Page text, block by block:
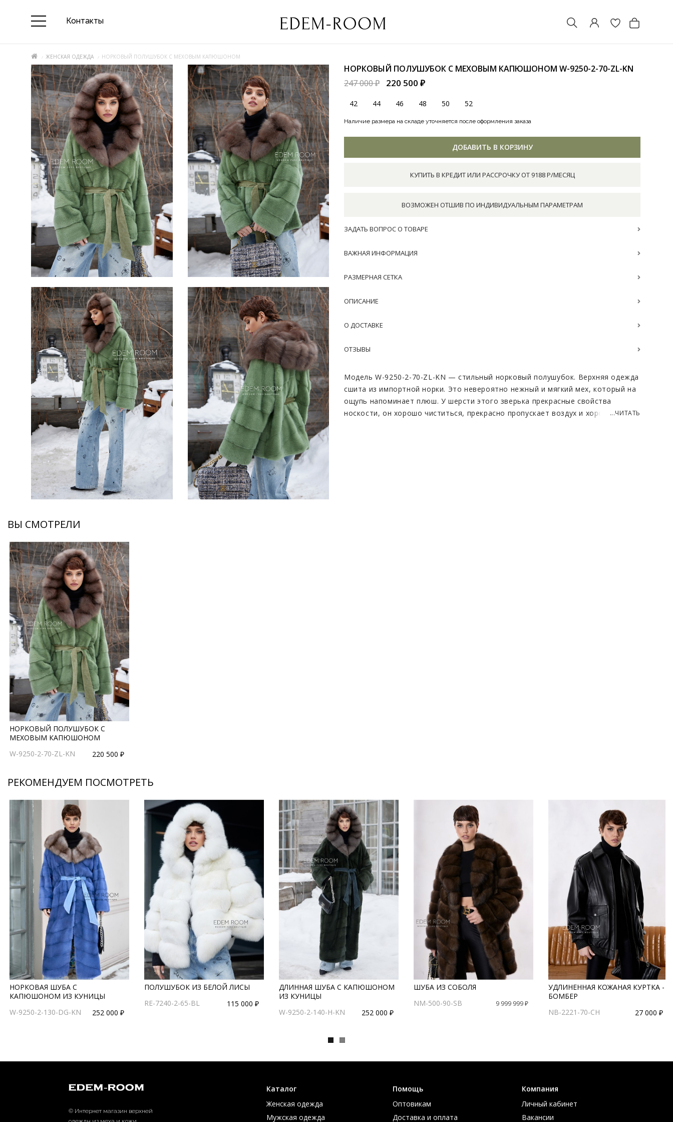
Контакты
ЖЕНСКАЯ ОДЕЖДА НОРКОВЫЙ ПОЛУШУБОК С МЕХОВЫМ КАПЮШОНОМ
НОРКОВЫЙ ПОЛУШУБОК С МЕХОВЫМ КАПЮШОНОМ W-9250-2-70-ZL-KN
247 000 ₽
220 500 ₽
42 44 46 48 50 52
Наличие размера на складе уточняется после оформления заказа
ДОБАВИТЬ В КОРЗИНУ
КУПИТЬ В КРЕДИТ ИЛИ РАССРОЧКУ ОТ 9188 Р/МЕСЯЦ
ВОЗМОЖЕН ОТШИВ ПО ИНДИВИДУАЛЬНЫМ ПАРАМЕТРАМ
ЗАДАТЬ ВОПРОС О ТОВАРЕ
ВАЖНАЯ ИНФОРМАЦИЯ
РАЗМЕРНАЯ СЕТКА
ОПИСАНИЕ
О ДОСТАВКЕ
ОТЗЫВЫ
Модель W-9250-2-70-ZL-KN — стильный норковый полушубок. Верхняя одежда
сшита из импортной норки. Это невероятно нежный и мягкий мех, который на
ощупь напоминает плюш. У шерсти этого зверька прекрасные свойства
носкости, он хорошо чиститься, прекрасно пропускает воздух и хорошо...ЧИТАТЬ
ВЫ СМОТРЕЛИ
НОРКОВЫЙ ПОЛУШУБОК С
МЕХОВЫМ КАПЮШОНОМ
W-9250-2-70-ZL-KN
220 500 ₽
РЕКОМЕНДУЕМ ПОСМОТРЕТЬ
НОРКОВАЯ ШУБА С
КАПЮШОНОМ ИЗ КУНИЦЫ
W-9250-2-130-DG-KN
252 000 ₽
ПОЛУШУБОК ИЗ БЕЛОЙ ЛИСЫ
RE-7240-2-65-BL
115 000 ₽
ДЛИННАЯ ШУБА С КАПЮШОНОМ
ИЗ КУНИЦЫ
W-9250-2-140-H-KN
252 000 ₽
ШУБА ИЗ СОБОЛЯ
NM-500-90-SB
9 999 999 ₽
УДЛИНЕННАЯ КОЖАНАЯ КУРТКА -
БОМБЕР
NB-2221-70-CH
27 000 ₽
© Интернет магазин верхней
Каталог
Женская одежда
Мужская одежда
Помощь
Оптовикам
Доставка и оплата
Компания
Личный кабинет
Вакансии